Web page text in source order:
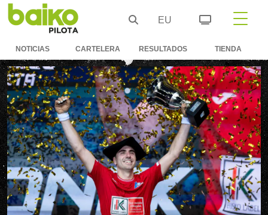
EU
NOTICIAS CARTELERA RESULTADOS TIENDA